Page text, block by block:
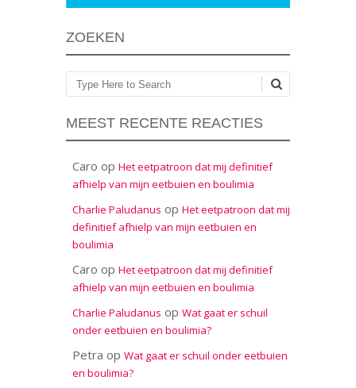
ZOEKEN
Zoeken
MEEST RECENTE REACTIES
Caro op Het eetpatroon dat mij definitief
afhielp van mijn eetbuien en boulimia
Charlie Paludanus op Het eetpatroon dat mij
definitief afhielp van mijn eetbuien en
boulimia
Caro op Het eetpatroon dat mij definitief
afhielp van mijn eetbuien en boulimia
Charlie Paludanus op Wat gaat er schuil
onder eetbuien en boulimia?
Petra op Wat gaat er schuil onder eetbuien
en boulimia?